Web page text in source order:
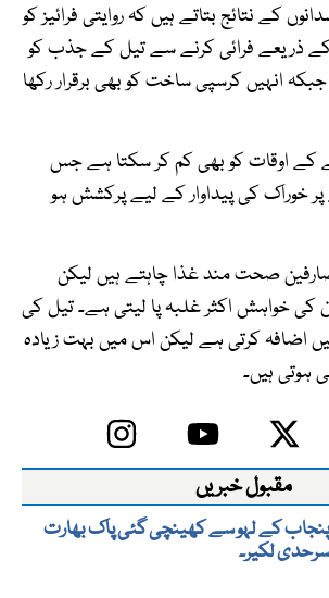
کے نتائج بتاتے ہیں کہ روایتی فرائیز کو
کے ذریعے فرائی کرنے سے تیل کے جذب کو
انہیں کرسپی ساخت کو بھی برقرار رکھا
کے اوقات کو بھی کم کر سکتا ہے جس
خوراک کی پیداوار کے لیے پرکشش ہو
صارفین صحت مند غذا چاہتے ہیں لیکن
کی خواہش اکثر غلبہ پا لیتی ہے۔ تیل کی
اضافہ کرتی ہے لیکن اس میں بہت زیادہ
ہوتی ہیں۔
مقبول خبریں
پنجاب کے لہو سے کھینچی گئی پاک بھارت
سرحدی لکیر۔